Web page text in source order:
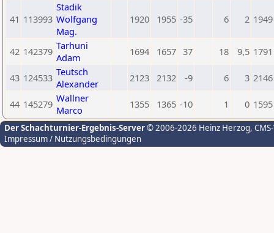
41 113993
Stadik
Wolfgang
Mag.
1920 1955 -35 6 2 1949
42 142379 Tarhuni
Adam
1694 1657 37 18 9,5 1791
43 124533 Teutsch
Alexander
2123 2132 -9 6 3 2146
44 145279 Wallner
Marco
1355 1365 -10 1 0 1595
Der Schachturnier-Ergebnis-Server© 2006-2026 Heinz Herzog,
Impressum / Nutzungsbedingungen